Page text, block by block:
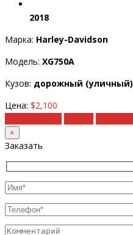
2018
Марка: Harley-Davidson
Модель: XG750A
Кузов: дорожный (уличный)
Цена: $2,100
×
Заказать